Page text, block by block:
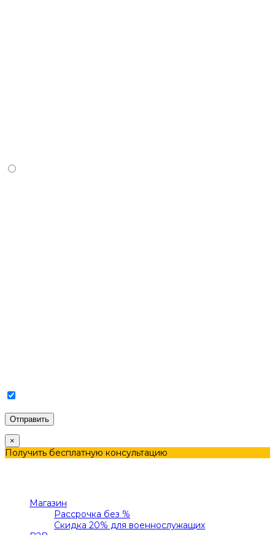
×
Получить бесплатную консультацию
Магазин
Рассрочка без %
Скидка 20% для военнослужащих